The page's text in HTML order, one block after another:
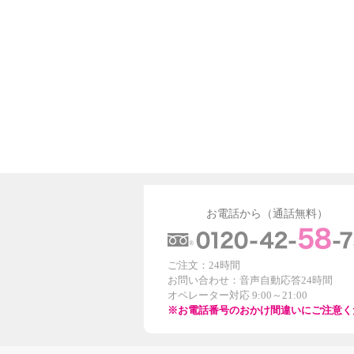
お電話から（通話無料）
ご注文：24時間
お問い合わせ：音声自動応答24時間
オペレーター対応 9:00～21:00
※お電話番号のおかけ間違いにご注意